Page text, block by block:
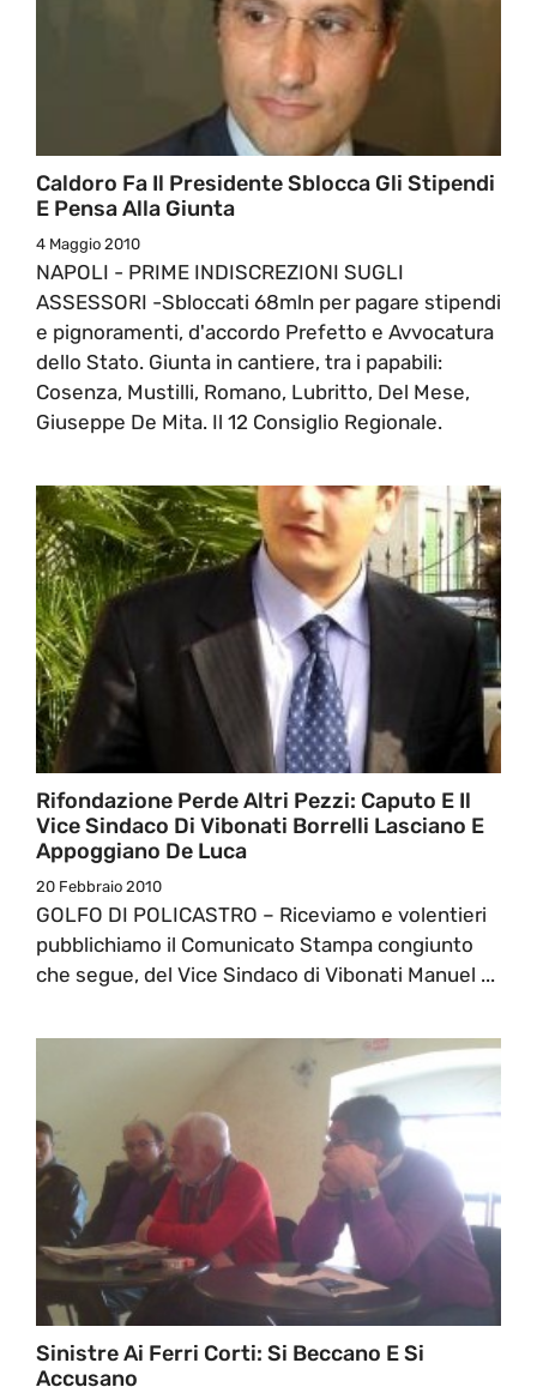
Caldoro Fa Il Presidente Sblocca Gli Stipendi
E Pensa Alla Giunta
4 Maggio 2010
NAPOLI - PRIME INDISCREZIONI SUGLI
ASSESSORI -Sbloccati 68mln per pagare stipendi
e pignoramenti, d'accordo Prefetto e Avvocatura
dello Stato. Giunta in cantiere, tra i papabili:
Cosenza, Mustilli, Romano, Lubritto, Del Mese,
Giuseppe De Mita. Il 12 Consiglio Regionale.
Rifondazione Perde Altri Pezzi: Caputo E Il
Vice Sindaco Di Vibonati Borrelli Lasciano E
Appoggiano De Luca
20 Febbraio 2010
GOLFO DI POLICASTRO – Riceviamo e volentieri
pubblichiamo il Comunicato Stampa congiunto
che segue, del Vice Sindaco di Vibonati Manuel ...
Sinistre Ai Ferri Corti: Si Beccano E Si
Accusano